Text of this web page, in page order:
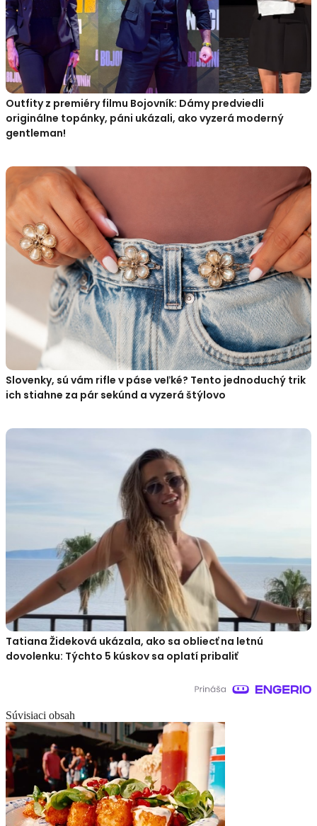
Outfity z premiéry filmu Bojovník: Dámy predviedli
originálne topánky, páni ukázali, ako vyzerá moderný
gentleman!
Slovenky, sú vám rifle v páse veľké? Tento jednoduchý trik
ich stiahne za pár sekúnd a vyzerá štýlovo
Tatiana Žideková ukázala, ako sa obliecť na letnú
dovolenku: Týchto 5 kúskov sa oplatí pribaliť
Súvisiaci obsah